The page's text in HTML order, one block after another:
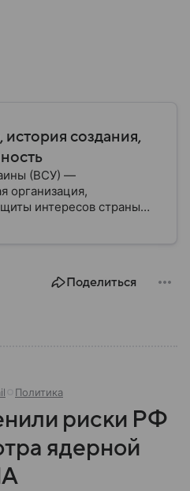
создания,
(ВСУ) —
организация,
интересов страны
после
Поделиться
Политика
риски РФ
ядерной